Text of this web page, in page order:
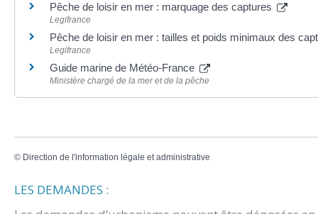
Pêche de loisir en mer : marquage des captures
Legifrance
Pêche de loisir en mer : tailles et poids minimaux des
Legifrance
Guide marine de Météo-France
Ministère chargé de la mer et de la pêche
© Direction de l'information légale et administrative
LES DEMANDES :